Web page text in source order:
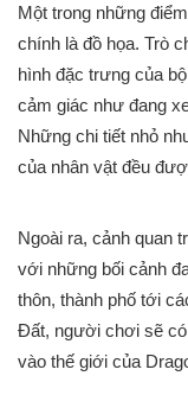
Một trong những
chính là đồ họa. Trò
hình đặc trưng của
cảm giác như đang
Những chi tiết nhỏ
của nhân vật đều
Ngoài ra, cảnh quan
với những bối cảnh
thôn, thành phố tới
Đất, người chơi sẽ
vào thế giới của